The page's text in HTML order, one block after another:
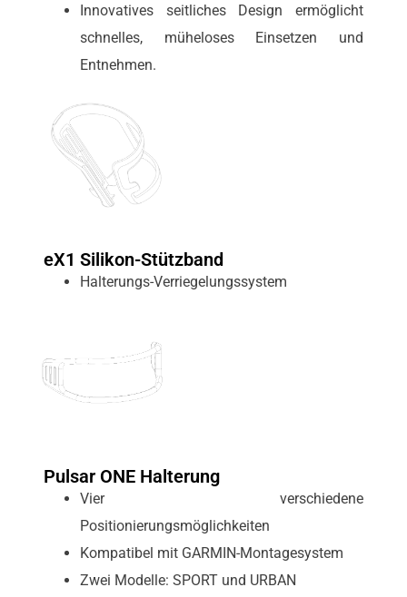
Innovatives seitliches Design ermöglicht
schnelles, müheloses Einsetzen und
Entnehmen.
eX1 Silikon-Stützband
Halterungs-Verriegelungssystem
Pulsar ONE Halterung
Vier verschiedene
Positionierungsmöglichkeiten
Kompatibel mit GARMIN-Montagesystem
Zwei Modelle: SPORT und URBAN